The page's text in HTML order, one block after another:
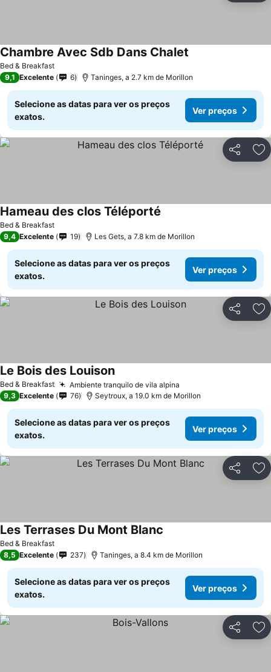
Bed & Breakfast
Chambre Avec Sdb Dans Chalet
9,1 Excelente 6 Taninges, a 2.7 km de Morillon
Selecione as datas para ver os preços
exatos.
Ver preços
Partilhar
Bed & Breakfast
Hameau des clos Téléporté
9,4 Excelente 19 Les Gets, a 7.8 km de Morillon
Selecione as datas para ver os preços
exatos.
Ver preços
Partilhar
Bed & Breakfast Ambiente tranquilo de vila alpina
Le Bois des LouisonVer preços
9,3 Excelente 76 Seytroux, a 19.0 km de Morillon
Selecione as datas para ver os preços
exatos.
Ver preços
Partilhar
Bed & Breakfast
Les Terrases Du Mont Blanc
8,5 Excelente 237 Taninges, a 8.4 km de Morillon
Selecione as datas para ver os preços
exatos.
Ver preços
Partilhar